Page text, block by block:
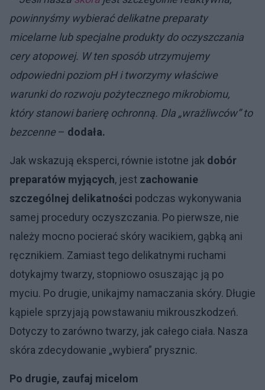
powinnyśmy wybierać delikatne preparaty
micelarne lub specjalne produkty do oczyszczania
cery atopowej. W ten sposób utrzymujemy
odpowiedni poziom pH i tworzymy właściwe
warunki do rozwoju pożytecznego mikrobiomu,
który stanowi barierę ochronną. Dla „wrażliwców” to
bezcenne – dodała.
Jak wskazują eksperci, równie istotne jak dobór
preparatów myjących, jest zachowanie
szczególnej delikatności podczas wykonywania
samej procedury oczyszczania. Po pierwsze, nie
należy mocno pocierać skóry wacikiem, gąbką ani
ręcznikiem. Zamiast tego delikatnymi ruchami
dotykajmy twarzy, stopniowo osuszając ją po
myciu. Po drugie, unikajmy namaczania skóry. Długie
kąpiele sprzyjają powstawaniu mikrouszkodzeń.
Dotyczy to zarówno twarzy, jak całego ciała. Nasza
skóra zdecydowanie „wybiera” prysznic.
Po drugie, zaufaj micelom